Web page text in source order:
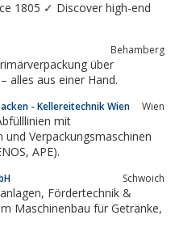
1805 ✓ Discover high-end
Behamberg
über
alles aus einer Hand.
- Kellereitechnik Wien Wien
mit
von namhaften Herstellern (GAI, ENOS, APE).
Schwoich
&
Maschinenbau für Getränke,